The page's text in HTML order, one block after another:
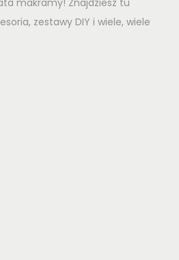
makramy! Znajdziesz tu
zestawy DIY i wiele, wiele